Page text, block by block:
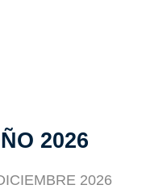
2026
2026